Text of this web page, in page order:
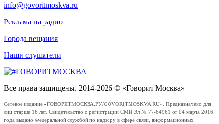
info@govoritmoskva.ru
Реклама на радио
Города вещания
Наши слушатели
Все права защищены. 2014-2026 © «Говорит Москва»
Сетевое издание «ГОВОРИТМОСКВА.РУ/GOVORITMOSKVA.RU». Предназначено для
лиц старше 16 лет. Свидетельство о регистрации СМИ Эл № 77-64961 от 04 марта 2016
года выдано Федеральной службой по надзору в сфере связи, информационных